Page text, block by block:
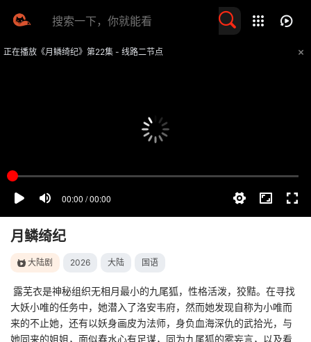
正在播放《月鳞绮纪》第22集 - 线路二节点
月鳞绮纪
大陆剧 2026 大陆 国语
露芜衣是神秘组织无相月最小的九尾狐，性格活泼，狡黠。在寻找
大妖小唯的任务中，她潜入了洛安韦府，然而她发现自称为小唯而
来的不止她，还有以妖身画皮为法师，身负血海深仇的武拾光，与
她同来的姐姐，面似春水心有足谋，同为九尾狐的雾妄言，以及看